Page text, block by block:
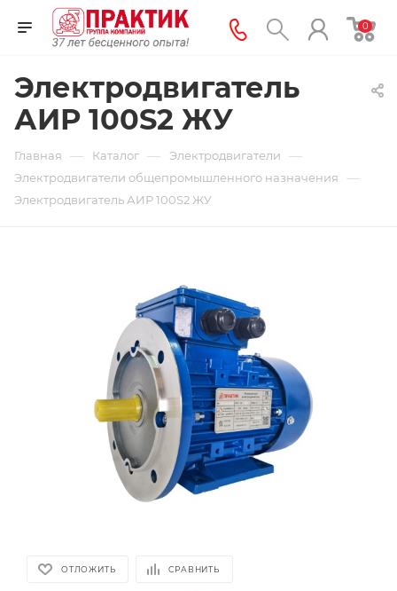
0
Электродвигатель
АИР 100S2 ЖУ
Главная — Каталог — Электродвигатели —
Электродвигатели общепромышленного назначения —
Электродвигатель АИР 100S2 ЖУ
ОТЛОЖИТЬ СРАВНИТЬ